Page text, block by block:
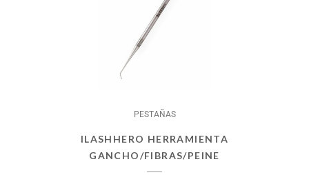
PESTAÑAS
ILASHHERO HERRAMIENTA
GANCHO/FIBRAS/PEINE